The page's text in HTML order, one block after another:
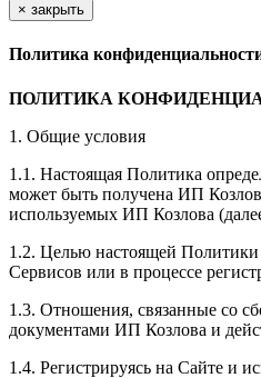
× закрыть
Политика
ПОЛИТИКА
1. Общие условия
1.1. Настоящая Политика
может быть получена ИП
используемых ИП Козлова
1.2. Целью настоящей Политики
Сервисов или в процессе
1.3. Отношения, связанные со
документами ИП Козловa и
1.4. Регистрируясь на Сайте и